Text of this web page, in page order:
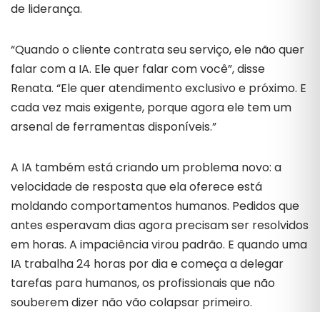
de liderança.
“Quando o cliente contrata seu serviço, ele não quer
falar com a IA. Ele quer falar com você”, disse
Renata. “Ele quer atendimento exclusivo e próximo. E
cada vez mais exigente, porque agora ele tem um
arsenal de ferramentas disponíveis.”
A IA também está criando um problema novo: a
velocidade de resposta que ela oferece está
moldando comportamentos humanos. Pedidos que
antes esperavam dias agora precisam ser resolvidos
em horas. A impaciência virou padrão. E quando uma
IA trabalha 24 horas por dia e começa a delegar
tarefas para humanos, os profissionais que não
souberem dizer não vão colapsar primeiro.